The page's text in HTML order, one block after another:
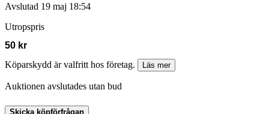
Avslutad 19 maj 18:54
Utropspris
50 kr
Köparskydd är valfritt hos företag.
Läs mer
Auktionen avslutades utan bud
Skicka köpförfrågan